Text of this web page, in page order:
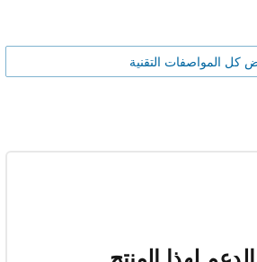
كل المواصفات التقنية